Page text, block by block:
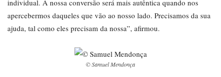
individual. A nossa conversão será mais autêntica quando nos
apercebermos daqueles que vão ao nosso lado. Precisamos da sua
ajuda, tal como eles precisam da nossa”, afirmou.
© Samuel Mendonça